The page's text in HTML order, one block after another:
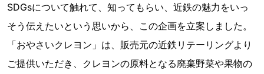
SDGsについて触れて、知ってもらい、近鉄の魅力をいっ
そう伝えたいという思いから、この企画を立案しました。
「おやさいクレヨン」は、販売元の近鉄リテーリングより
ご提供いただき、クレヨンの原料となる廃棄野菜や果物の